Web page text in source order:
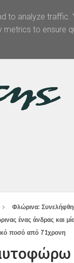
Άρθρα -Απόψεις
Φλώρινα:
ένας άνδρας και
ποσό από 71χρονη
to analyze traffic.
to ensure